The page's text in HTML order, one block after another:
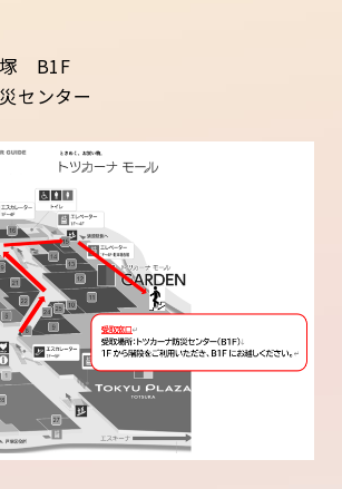
塚 B1F
センター